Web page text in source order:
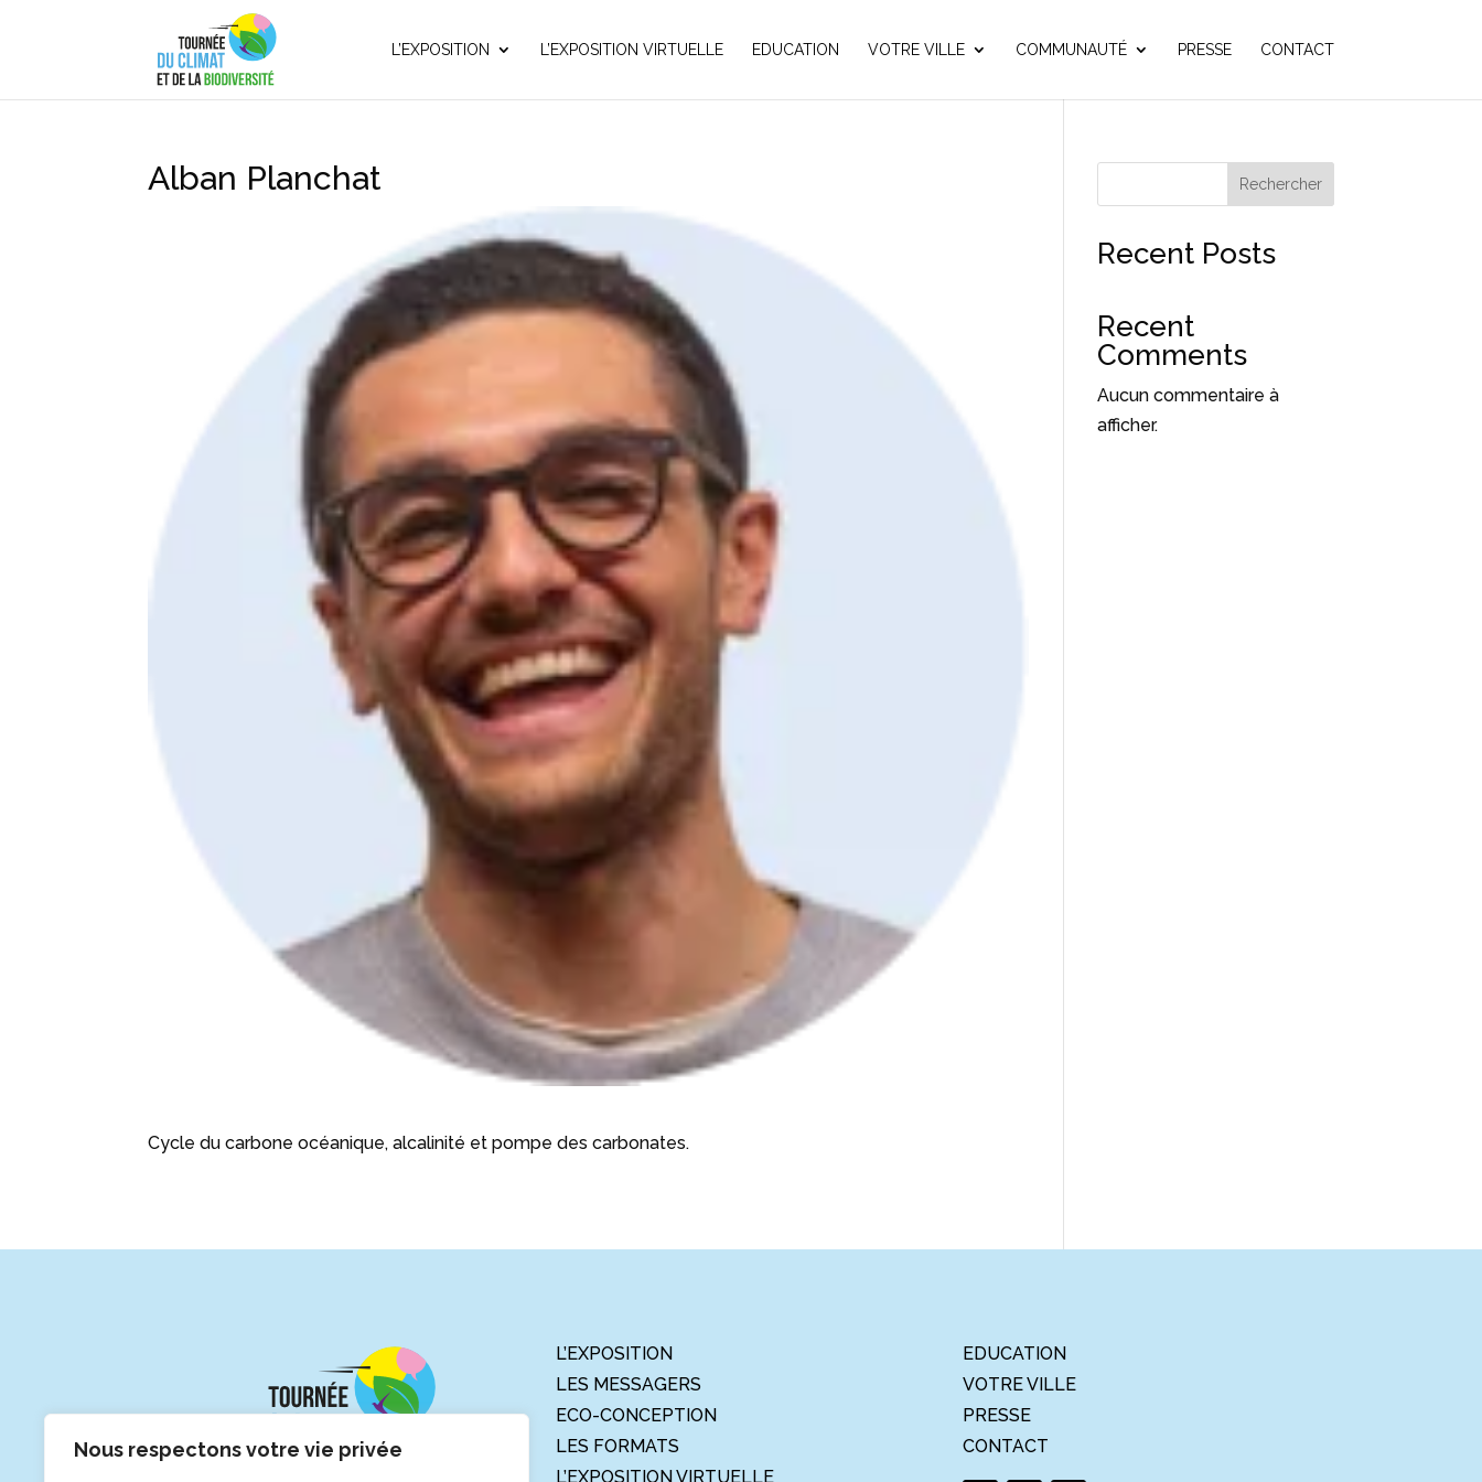
Nous respectons votre vie privée
L’EXPOSITION L’EXPOSITION VIRTUELLE EDUCATION VOTRE VILLE COMMUNAUTÉ PRESSE CONTACT
Alban Planchat
Cycle du carbone océanique, alcalinité et pompe des carbonates.
Rechercher
Recent Posts
Recent
Comments
Aucun commentaire à
afficher.
L’EXPOSITION
LES MESSAGERS
ECO-CONCEPTION
LES FORMATS
L’EXPOSITION VIRTUELLE
EDUCATION
VOTRE VILLE
PRESSE
CONTACT